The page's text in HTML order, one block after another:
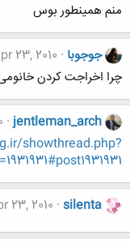
منم همینطور بوس
جوجوبا 23, 2010
چرا اخراجت کردن
jentleman_arch
showthread.php?
silenta
23, 2010